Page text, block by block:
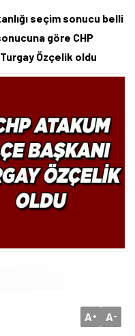
seçim sonucu belli
göre CHP
Özçelik oldu
A+ A-